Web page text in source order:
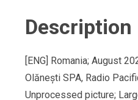
Description
[ENG] Romania; August
Olănești SPA, Radio
Unprocessed picture;